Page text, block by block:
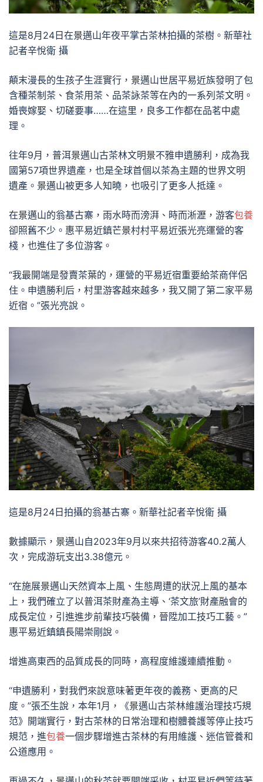
這是8月24日在景邁山年夜平掌古茶林拍攝的茶樹。新華社
記者辛悅衛 攝
顛末漫長的生孩子生涯實行，景邁山世居平易近族發明了包
含種茶制茶、食茶用茶、品茶詠茶等在內的一系列茶文明。
婚喪嫁娶、切磋要事……在這里，良多工作都在品茗中處
理。
往年9月，普洱景邁山古茶林文明景不雅申遺勝利，成為我
國第57項世界遺產，也是全球首個以茶為主題的世界文明
遺產。景邁山被更多人知曉，也吸引了更多人抵達。
在景邁山的翁基古寨，雨水時而滂湃、時而淅瀝，游客包養
卻照舊不少。惠平易近鎮芒景村村平易近張光亮運營的客
棧，也進住了多位游客。
“我最開端是發賣茶葉的，運營的平易近宿重要給茶商伴侶
住。申遺勝利后，村里游客越來越多，我又開了第二家平易
近宿。”張光亮說。
這是8月24日拍攝的翁基古寨。新華社記者辛悅衛 攝
數據顯示，景邁山自2023年9月以來共招待游客40.2萬人
次，完成游玩支出3.38億元。
“在施展景邁山天然資本上風、生態周遭的狀況上風的基本
上，我們確立了以普洱茶財產為主導、‘茶文旅’財產融會的
成長定位，引進進步前輩技巧裝備，晉陞加工技巧工藝。”
惠平易近鎮鎮長陽崇剛說。
增進高東西的品質成長的同時，高程度維護連續推動。
“申遺勝利，對我們來說意味著更年夜的義務、更高的尺
度。”張丕生說，本年1月，《景邁山古茶林維護治理技巧規
范》開端實行，對古茶林的日常治理和樹體養護等停止技巧
規范，進包養一個步驟增進古茶林的有用維護、迷信管養和
公道應用。